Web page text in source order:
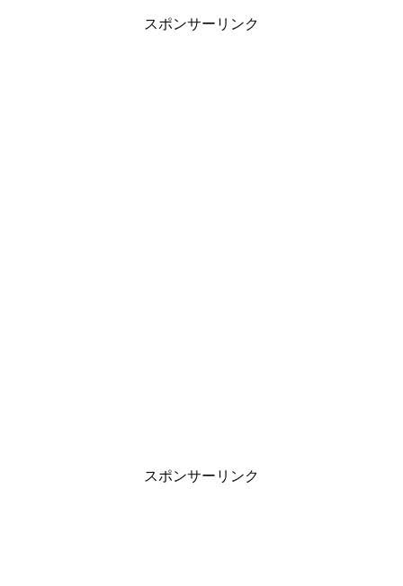
スポンサーリンク
スポンサーリンク